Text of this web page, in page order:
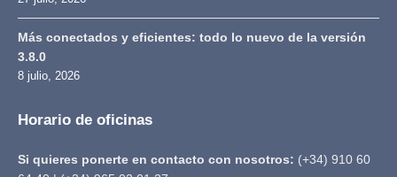
Más conectados y eficientes: todo lo nuevo de la versión
3.8.0
8 julio, 2026
Horario de oficinas
Si quieres ponerte en contacto con nosotros: (+34) 910 60